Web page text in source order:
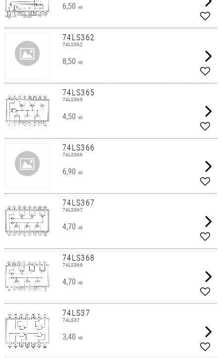
6,50 KR
74LS362
74LS362
8,50 KR
74LS365
74LS365
4,50 KR
74LS366
74LS366
6,90 KR
74LS367
74LS367
4,70 KR
74LS368
74LS368
4,70 KR
74LS37
74LS37
3,40 KR